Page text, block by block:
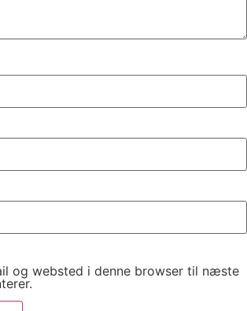
og websted i denne browser til næste